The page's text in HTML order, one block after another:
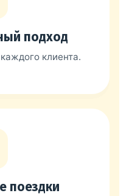
подход
клиента.
поездки